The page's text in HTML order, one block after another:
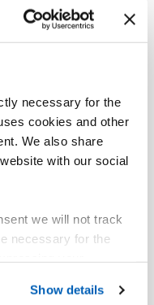
necessary for the
cookies and other
We also share
with our social
we will not track
necessary for the
Gefran - Cookie
Show details